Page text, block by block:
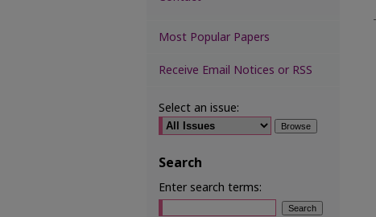
Most Popular Papers
Receive Email Notices or RSS
Select an issue:
Search
Enter search terms: